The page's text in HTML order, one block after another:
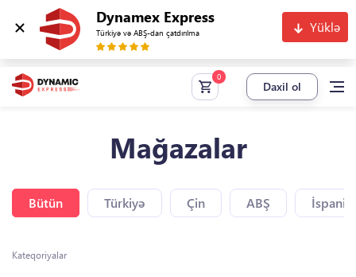
Dynamex Express
Türkiyə və ABŞ-dan çatdırılma Yüklə
Daxil ol
Mağazalar
Bütün Türkiyə Çin ABŞ
Kateqoriyalar